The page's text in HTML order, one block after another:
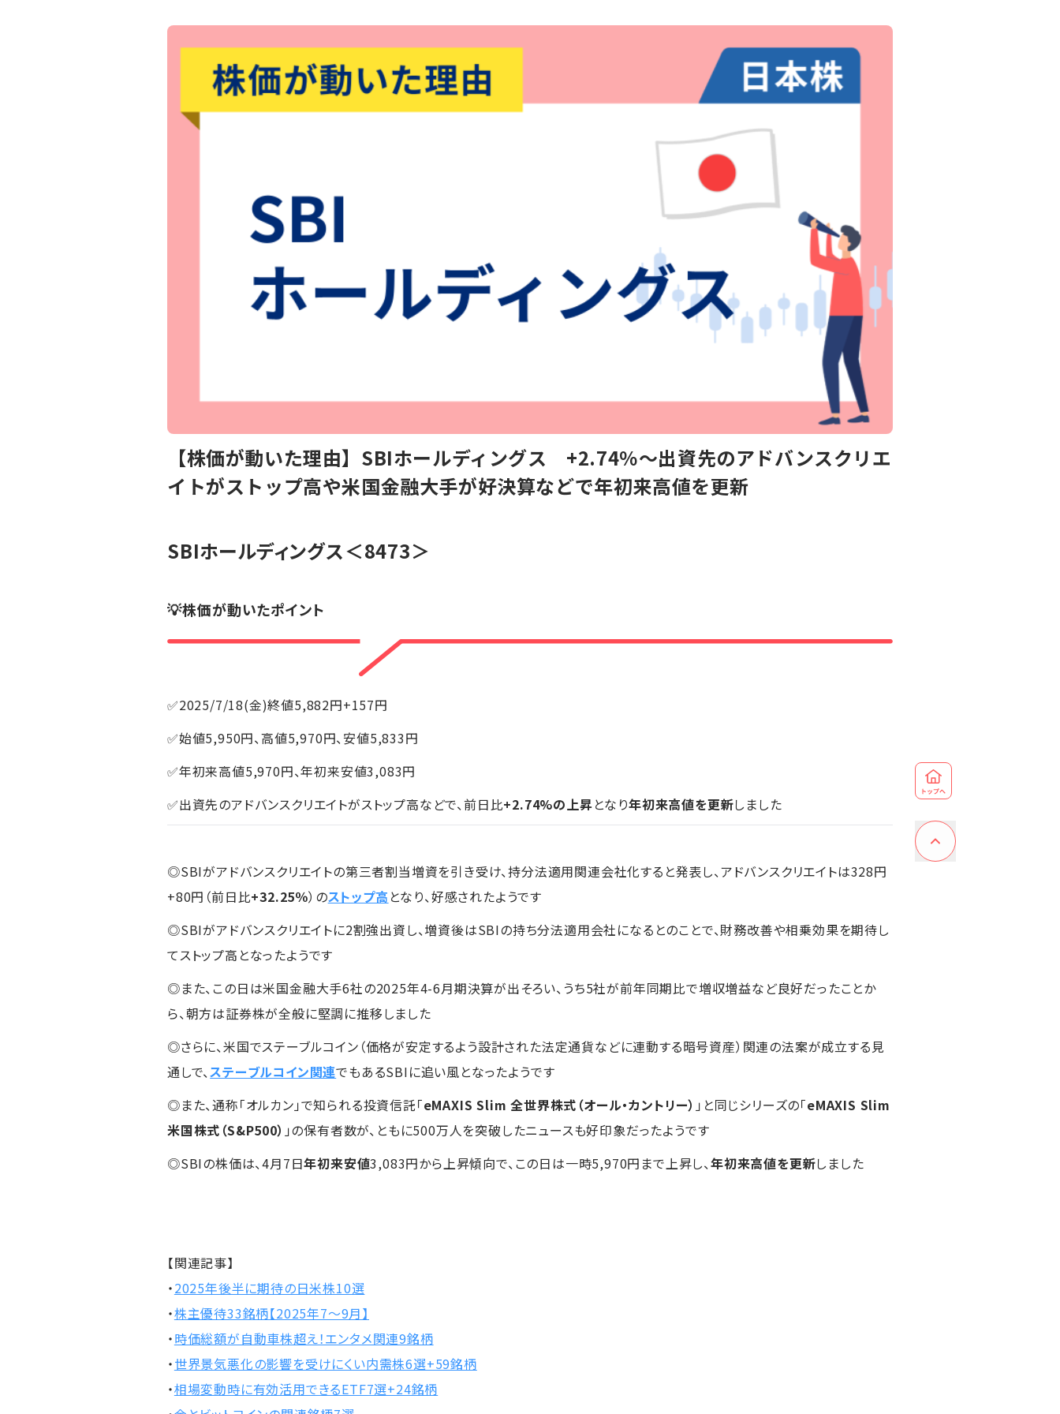
【株価が動いた理由】SBIホールディングス +2.74％～出資先のアドバンスクリエ
イトがストップ高や米国金融大手が好決算などで年初来高値を更新
SBIホールディングス＜8473＞
💡株価が動いたポイント
✅2025/7/18(金)終値5,882円+157円
✅始値5,950円、高値5,970円、安値5,833円
✅年初来高値5,970円、年初来安値3,083円
✅出資先のアドバンスクリエイトがストップ高などで、前日比+2.74%の上昇となり年初来高値を更新しました
◎SBIがアドバンスクリエイトの第三者割当増資を引き受け、持分法適用関連会社化すると発表し、アドバンスクリエイトは328円
+80円（前日比+32.25％）のストップ高 となり、好感されたようです
◎SBIがアドバンスクリエイトに2割強出資し、増資後はSBIの持ち分法適用会社になるとのことで、財務改善や相乗効果を期待し
てストップ高となったようです
◎また、この日は米国金融大手6社の2025年4-6月期決算が出そろい、うち5社が前年同期比で増収増益など良好だったことか
ら、朝方は証券株が全般に堅調に推移しました
◎さらに、米国でステーブルコイン（価格が安定するよう設計された法定通貨などに連動する暗号資産）関連の法案が成立する見
通しで、ステーブルコイン関連でもあるSBIに追い風となったようです
◎また、通称「オルカン」で知られる投資信託「eMAXIS Slim 全世界株式（オール・カントリー） 」と同じシリーズの「eMAXIS Slim
米国株式（S&P500） 」の保有者数が、ともに500万人を突破したニュースも好印象だったようです
◎SBIの株価は、4月7日年初来安値3,083円から上昇傾向で、この日は一時5,970円まで上昇し、年初来高値を更新しました
【関連記事】
・2025年後半に期待の日米株10選
・株主優待33銘柄【2025年7～9月】
・時価総額が自動車株超え！エンタメ関連9銘柄
・世界景気悪化の影響を受けにくい内需株6選+59銘柄
・相場変動時に有効活用できるETF7選+24銘柄